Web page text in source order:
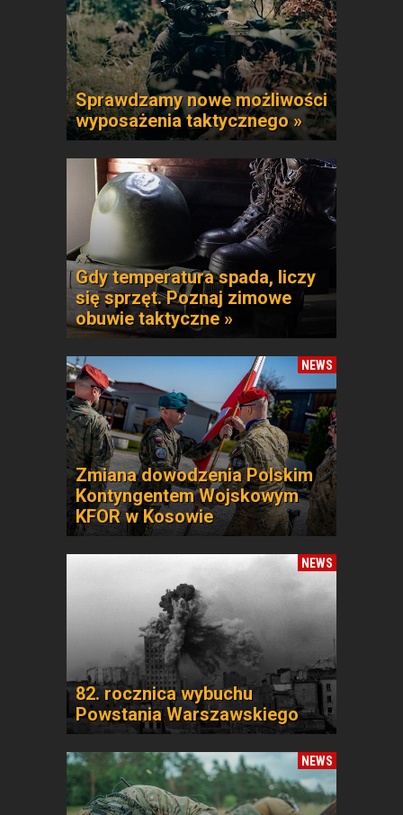
Sprawdzamy nowe możliwości
wyposażenia taktycznego »
Gdy temperatura spada, liczy
się sprzęt. Poznaj zimowe
obuwie taktyczne »
NEWS
Zmiana dowodzenia Polskim
Kontyngentem Wojskowym
KFOR w Kosowie
NEWS
82. rocznica wybuchu
Powstania Warszawskiego
NEWS